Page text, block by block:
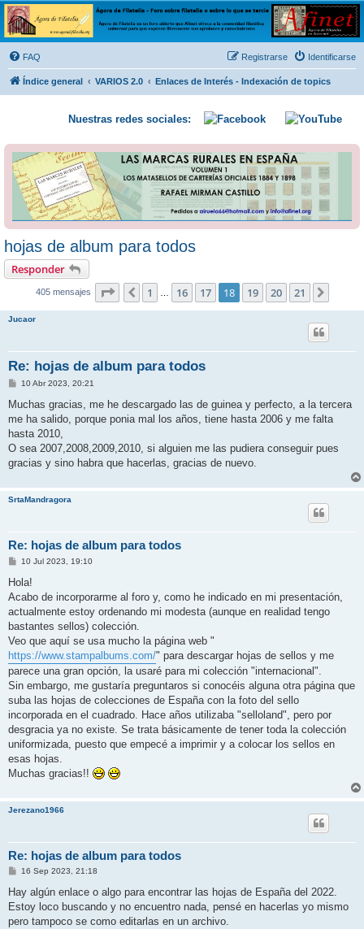
Ágora de Filatelia
Foro sobre filatelia o sobre lo que se tercie. Ágora de Filatelia es un foro abierto que Afinet
ofrece a la comunidad filatélica universal para que exprese libremente sus opiniones y
conocimientos
FAQ Identificarse
Registrarse
Índice general VARIOS 2.0 Enlaces de Interés - Indexación de topics
Nuestras redes sociales:
hojas de album para todos
Responder
405 mensajes Página 18de21
Anterior
1 16 17 18 19 20 21
Jucaor
Re: hojas de album para todos
M
n
a
j
10 Abr 2023, 20:21
Muchas gracias, me he descargado las de guinea y perfecto, a la tercera
me ha salido, porque ponia mal los años, tiene hasta 2006 y me falta
hasta 2010,
O sea 2007,2008,2009,2010, si alguien me las pudiera conseguir pues
gracias y sino habra que hacerlas, gracias de nuevo.
SrtaMandragora
Re: hojas de album para todos
M
n
a
j
10 Jul 2023, 19:10
Hola!
Acabo de incorporarme al foro y, como he indicado en mi presentación,
actualmente estoy ordenando mi modesta (aunque en realidad tengo
bastantes sellos) colección.
Veo que aquí se usa mucho la página web "
https://www.stampalbums.com/" para descargar hojas de sellos y me
parece una gran opción, la usaré para mi colección "internacional".
Sin embargo, me gustaría preguntaros si conocéis alguna otra página que
suba las hojas de colecciones de España con la foto del sello
incorporada en el cuadrado. Hace años utilizaba "selloland", pero por
desgracia ya no existe. Se trata básicamente de tener toda la colección
uniformizada, puesto que empecé a imprimir y a colocar los sellos en
esas hojas.
Muchas gracias!!
Jerezano1966
Re: hojas de album para todos
M
n
s
a
j
16 Sep 2023, 21:18
Hay algún enlace o algo para encontrar las hojas de España del 2022.
Estoy loco buscando y no encuentro nada, pensé en hacerlas yo mismo
pero tampoco se como editarlas en un archivo.